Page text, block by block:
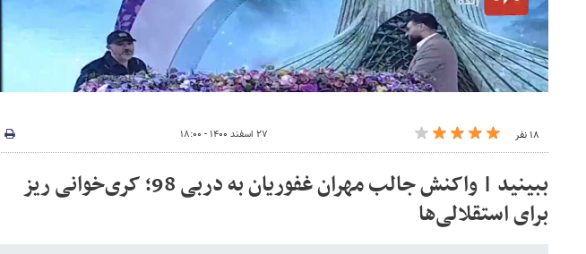
۱۸ نفر ۲۷ اسفند ۱۴۰۰ - ۱۸:۰۰
ببینید | واکنش جالب مهران غفوریان به دربی 98؛ کری‌خوانی ریز
برای استقلالی‌ها